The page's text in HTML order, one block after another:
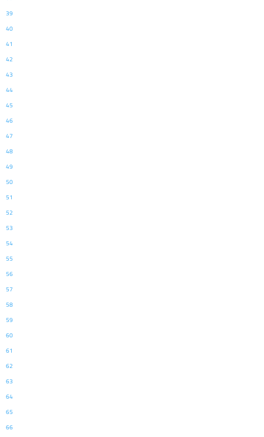
39
40
41
42
43
44
45
46
47
48
49
50
51
52
53
54
55
56
57
58
59
60
61
62
63
64
65
66